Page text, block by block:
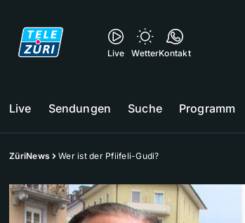
Live WetterKontakt
Live Sendungen Suche Programm
ZüriNews Wer ist der Pfiifeli-Gudi?